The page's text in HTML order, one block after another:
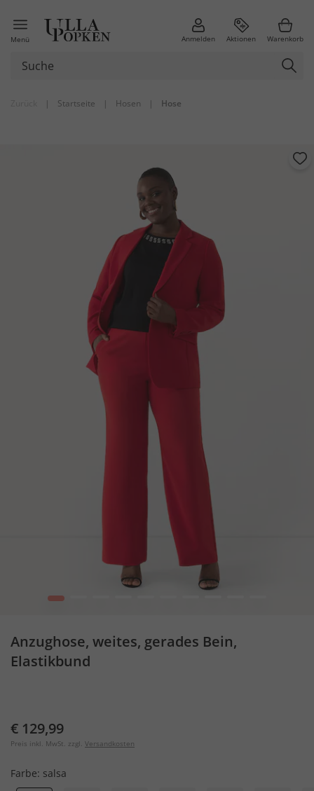
Menü Anmelden Aktionen Warenkorb
| Startseite | Hosen | Hose
1
Anzughose, weites, gerades Bein,
Elastikbund
€ 129,99
Preis inkl. MwSt. zzgl. Versandkosten
Farbe: salsa